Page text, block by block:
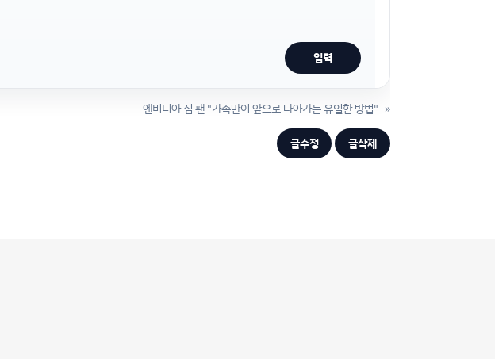
엔비디아 짐 팬 "가속만이 앞으로 나아가는 유일한 방법" »
글수정 글삭제